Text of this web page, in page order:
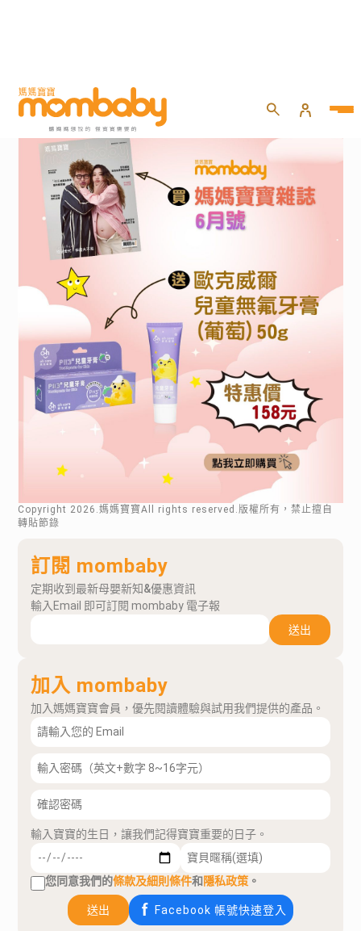
Copyright 2026 .媽媽寶寶All rights reserved.版權所有，禁止擅自
轉貼節錄
訂閱 mombaby
定期收到最新母嬰新知&優惠資訊
輸入Email 即可訂閱 mombaby 電子報
送出
加入 mombaby
加入媽媽寶寶會員，優先閱讀體驗與試用我們提供的產品。
輸入寶寶的生日，讓我們記得寶寶重要的日子。
您同意我們的條款及細則條件和隱私政策 。
送出 Facebook 帳號快速登入